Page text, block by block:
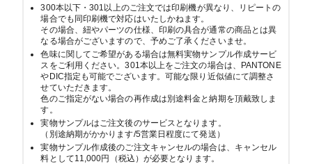
300本以下・301以上のご注文では印刷機が異なり、リピートの
場合でも同印刷機で対応はいたしかねます。
その場合、紐やパーツの仕様、印刷の具合が通常の商品とは異
なる場合がございますので、予めご了承くださいませ。
色味に関してご希望がある場合は無料実物サンプル作成サービ
スをご利用ください。301本以上をご注文の場合は、PANTONE
やDIC指定も可能でございます。可能な限り近似値にて調整さ
せていただきます。
色のご指定がない場合の再作成は別途料金と納期を頂戴致しま
す。
実物サンプルはご注文後のサービスとなります。
（別途納期がかかります/5営業日程度にて発送）
実物サンプル作成後のご注文キャンセルの場合は、キャンセル
料として11,000円（税込）が必要となります。